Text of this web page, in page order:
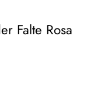
Falte Rosa